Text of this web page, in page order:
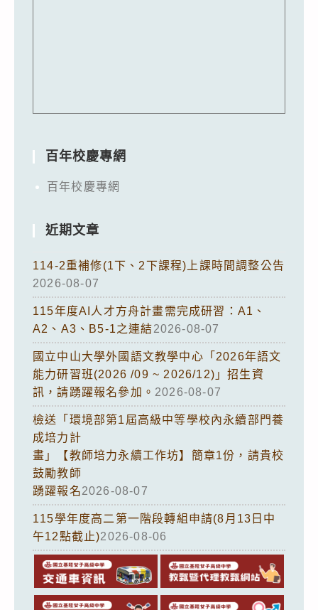
百年校慶專網
百年校慶專網
近期文章
114-2重補修(1下、2下課程)上課時間調整公告
2026-08-07
115年度AI人才方舟計畫需完成研習：A1、
A2、A3、B5-1之連結2026-08-07
國立中山大學外國語文教學中心「2026年語文
能力研習班(2026 /09 ~ 2026/12)」招生資
訊，請踴躍報名參加。 2026-08-07
檢送「環境部第1屆高級中等學校內永續部門養
成培力計
畫」【教師培力永續工作坊】簡章1份，請貴校
鼓勵教師
踴躍報名2026-08-07
115學年度高二第一階段轉組申請(8月13日中
午12點截止)2026-08-06